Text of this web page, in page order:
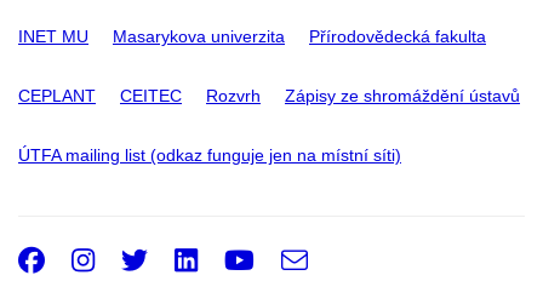
INET MU Masarykova univerzita Přírodovědecká fakulta
CEPLANT CEITEC Rozvrh Zápisy ze shromáždění ústavů
ÚTFA mailing list (odkaz funguje jen na místní síti)
Facebook
Instagram
Twitter
LinkedIn
Youtube
e-